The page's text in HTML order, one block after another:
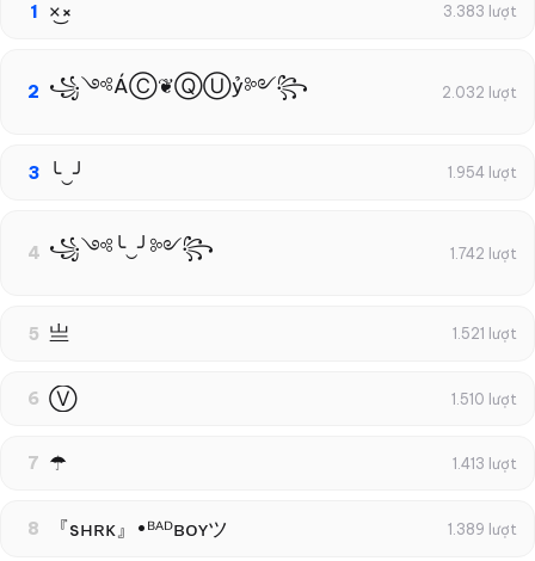
1 ×͜× 3.383 lượt
2 ꧁༺ÁⒸ❦ⓆⓊỷ༻꧂ 2.032 lượt
3 ╰‿╯ 1.954 lượt
4 ꧁༺╰‿╯༻꧂ 1.742 lượt
5 亗 1.521 lượt
6 Ⓥ 1.510 lượt
7 ☂ 1.413 lượt
8 『sʜʀᴋ』•ᴮᴬᴰʙᴏʏツ 1.389 lượt